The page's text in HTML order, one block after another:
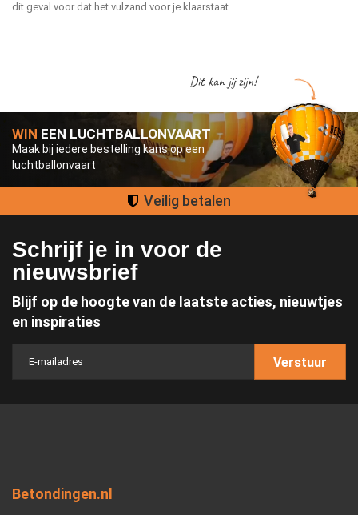
dit geval voor dat het vulzand voor je klaarstaat.
WIN EEN LUCHTBALLONVAART
Maak bij iedere bestelling kans op een
luchtballonvaart
Dit kan jij zijn!
Groot assortiment
Schrijf je in voor de
nieuwsbrief
Blijf op de hoogte van de laatste acties, nieuwtjes
en inspiraties
Verstuur
Betondingen.nl